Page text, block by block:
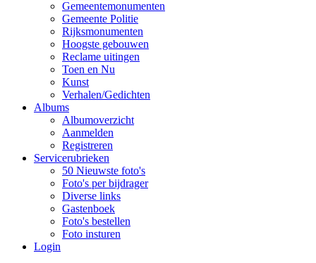
Gemeentemonumenten
Gemeente Politie
Rijksmonumenten
Hoogste gebouwen
Reclame uitingen
Toen en Nu
Kunst
Verhalen/Gedichten
Albums
Albumoverzicht
Aanmelden
Registreren
Servicerubrieken
50 Nieuwste foto's
Foto's per bijdrager
Diverse links
Gastenboek
Foto's bestellen
Foto insturen
Login